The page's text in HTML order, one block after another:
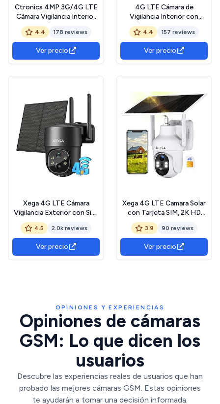
Ctronics 4MP 3G/4G LTE
Cámara Vigilancia Interior
con Tarjeta SIM, 360° PTZ
IP Cámara Seguridad
Inalámbrica, Detección
Inteligente, Seguimiento
Auto, Visión Nocturna
4.4 178 reviews
Ver precio
4G LTE Cámara de
Vigilancia Interior con
Tarjeta SIM, 2K 360° PTZ
IP Cámara de Seguridad
Inalámbrica con Batería
Recargable, Visión
Nocturna a Color,
4.4 157 reviews
Ver precio
Xega 4G LTE Cámara
Vigilancia Exterior con Sim,
Camara 4G Solar Sin Cable
con Batería 2K HD PTZ
355°/90°, Visión Nocturna,
Detección De Movimiento,
Almacenamiento Local
4.5 2.0k reviews
Ver precio
Xega 4G LTE Camara Solar
con Tarjeta SIM, 2K HD
PTZ Camara Exterior Panel
Solar 6W Baterías
10400mAh, Foco y Sirena
Visión Nocturna en Color
PIR Detección Humana
3.9 90 reviews
Ver precio
OPINIONES Y EXPERIENCIAS
Opiniones de cámaras
GSM: Lo que dicen los
usuarios
Descubre las experiencias reales de usuarios que han
probado las mejores cámaras GSM. Estas opiniones
te ayudarán a tomar una decisión informada.